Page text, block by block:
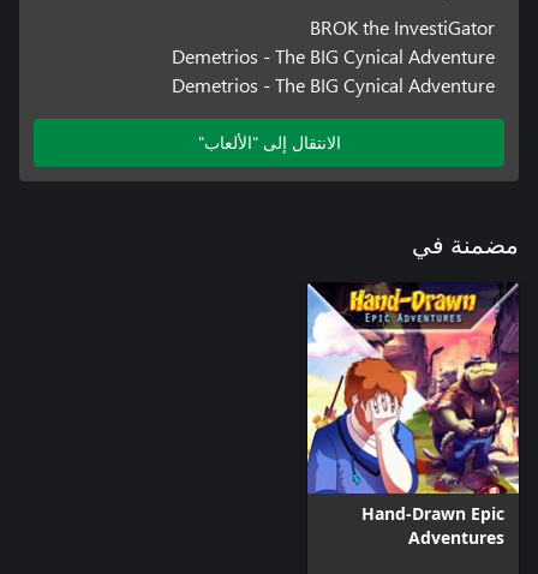
BROK the InvestiGator
Demetrios - The BIG Cynical Adventure
Demetrios - The BIG Cynical Adventure
الانتقال إلى "الألعاب"
مضمنة في
Hand-Drawn Epic
Adventures